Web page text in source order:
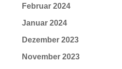
Februar 2024
Januar 2024
Dezember 2023
November 2023